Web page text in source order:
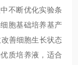
不断优化实验条
胞基础培养基产
善细胞生长状态
质培养液，适合